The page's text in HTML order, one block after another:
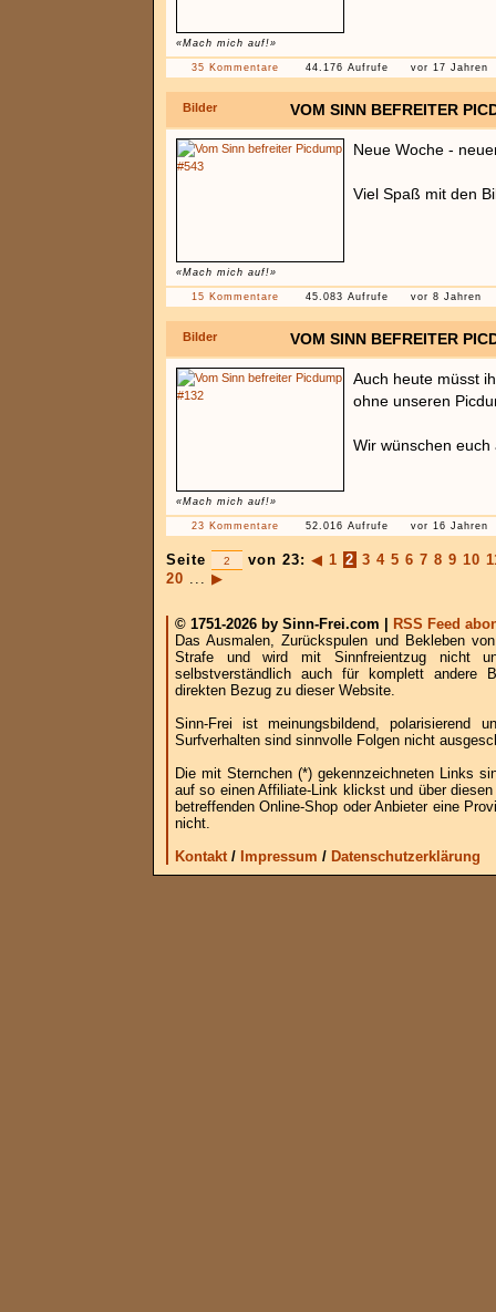
«Mach mich auf!»
35 Kommentare 44.176 Aufrufe vor 17 Jahren
Bilder VOM SINN BEFREITER
«Mach mich auf!»
Neue Woche -
Viel Spaß mit den
15 Kommentare 45.083 Aufrufe vor 8 Jahren
Bilder VOM SINN BEFREITER
«Mach mich auf!»
Auch heute müsst
ohne unseren
Wir wünschen
23 Kommentare 52.016 Aufrufe vor 16 Jahren
Seite von 23: ◀ 1 2 3 4 5 6 7 8 9 10
20 ... ▶
© 1751-2026 by Sinn-Frei.com |
RSS Feed
Das Ausmalen, Zurückspulen und Bekleben
Strafe und wird mit Sinnfreientzug nicht
selbstverständlich auch für komplett andere
direkten Bezug zu dieser Website.
Sinn-Frei ist meinungsbildend, polarisierend
Surfverhalten sind sinnvolle Folgen nicht
Die mit Sternchen (*) gekennzeichneten Links
auf so einen Affiliate-Link klickst und über
betreffenden Online-Shop oder Anbieter eine
nicht.
Kontakt/ Impressum / Datenschutzerklärung